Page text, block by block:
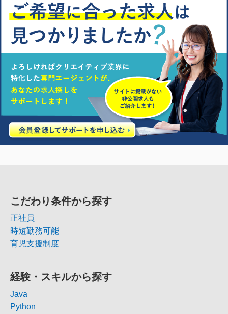
こだわり条件から探す
正社員
時短勤務可能
育児支援制度
経験・スキルから探す
Java
Python